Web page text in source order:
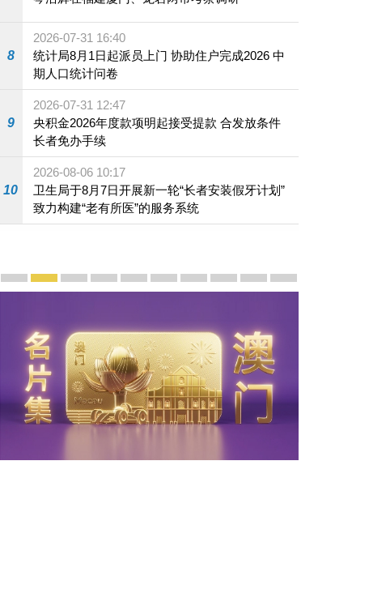
8
2026-07-31 16:40
统计局8月1日起派员上门 协助住户完成2026 中
期人口统计问卷
9
2026-07-31 12:47
央积金2026年度款项明起接受提款 合发放条件
长者免办手续
10
2026-08-06 10:17
卫生局于8月7日开展新一轮“长者安装假牙计划”
致力构建“老有所医”的服务系统
宣传及推广
赓续中葡传统友谊 续写“一国两制”新篇章 — 澳门“一国
澳门名片集
行政长官岑浩辉11月18日发表2026年施政报
施政特写澳门特别行政区经济和社会发展第
横琴粤澳深度合作区专题网站
施政小讲堂
走进澳门澳门相簿2020
《澳门微视